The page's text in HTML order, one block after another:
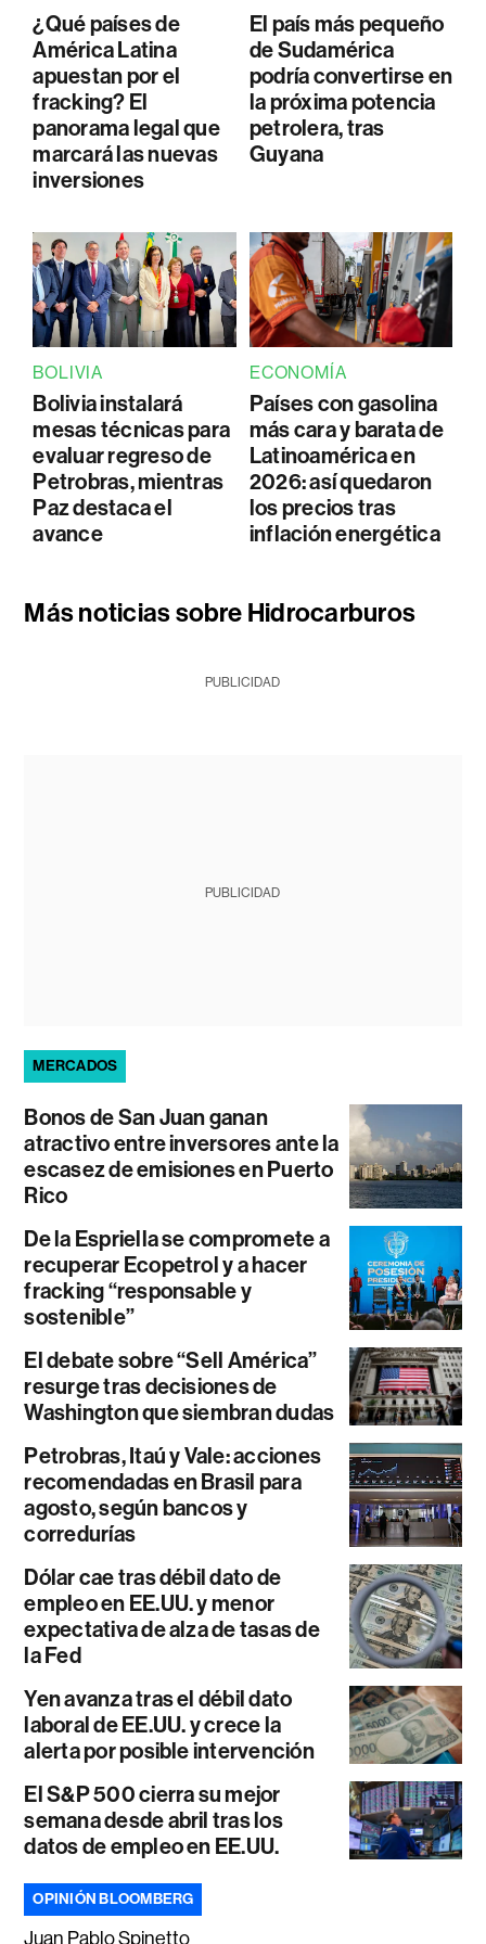
¿Qué países de
América Latina
apuestan por el
fracking? El
panorama legal que
marcará las nuevas
inversiones
El país más pequeño
de Sudamérica
podría convertirse en
la próxima potencia
petrolera, tras
Guyana
BOLIVIA
Bolivia instalará
mesas técnicas para
evaluar regreso de
Petrobras, mientras
Paz destaca el
avance
ECONOMÍA
Países con gasolina
más cara y barata de
Latinoamérica en
2026: así quedaron
los precios tras
inflación energética
Más noticias sobre Hidrocarburos
PUBLICIDAD
PUBLICIDAD
MERCADOS
Bonos de San Juan ganan
atractivo entre inversores ante la
escasez de emisiones en Puerto
Rico
De la Espriella se compromete a
recuperar Ecopetrol y a hacer
fracking “responsable y
sostenible”
El debate sobre “Sell América”
resurge tras decisiones de
Washington que siembran dudas
Petrobras, Itaú y Vale: acciones
recomendadas en Brasil para
agosto, según bancos y
corredurías
Dólar cae tras débil dato de
empleo en EE.UU. y menor
expectativa de alza de tasas de
la Fed
Yen avanza tras el débil dato
laboral de EE.UU. y crece la
alerta por posible intervención
El S&P 500 cierra su mejor
semana desde abril tras los
datos de empleo en EE.UU.
OPINIÓN BLOOMBERG
Juan Pablo Spinetto